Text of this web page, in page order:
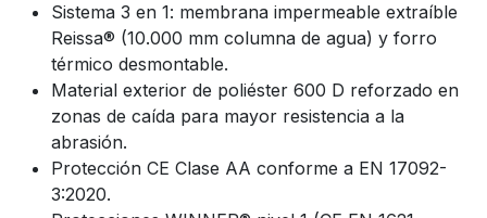
Sistema 3 en 1: membrana impermeable extraíble
Reissa® (10.000 mm columna de agua) y forro
térmico desmontable.
Material exterior de poliéster 600 D reforzado en
zonas de caída para mayor resistencia a la
abrasión.
Protección CE Clase AA conforme a EN 17092-
3:2020.